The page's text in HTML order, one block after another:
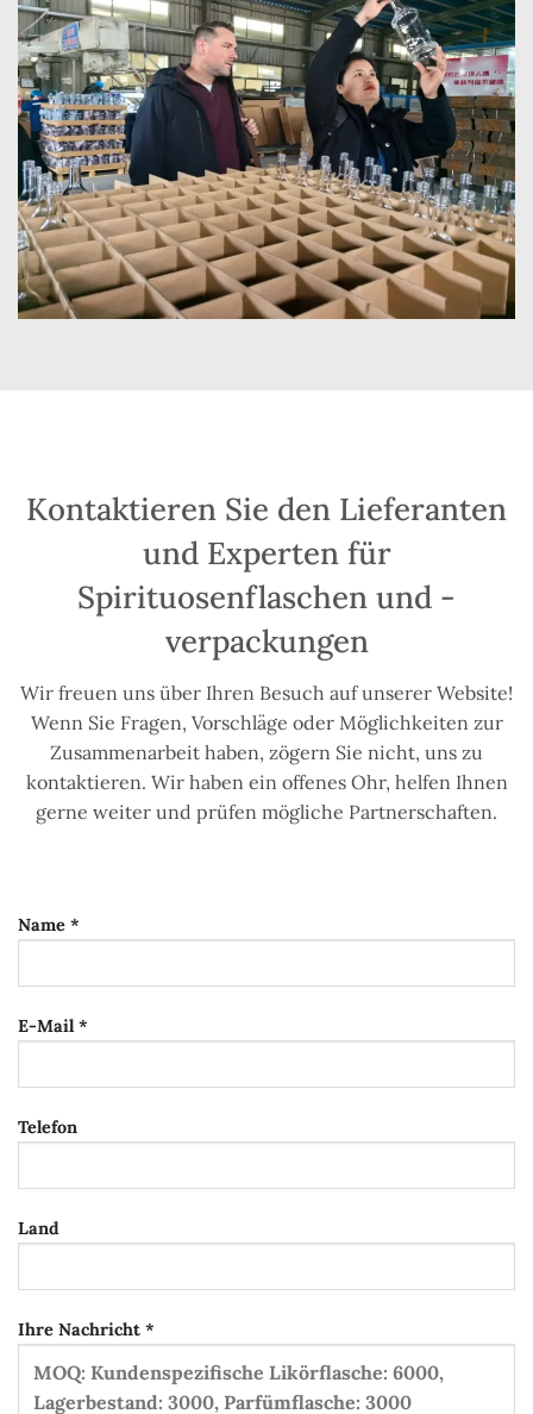
Kontaktieren Sie den Lieferanten
und Experten für
Spirituosenflaschen und -
verpackungen
Wir freuen uns über Ihren Besuch auf unserer Website!
Wenn Sie Fragen, Vorschläge oder Möglichkeiten zur
Zusammenarbeit haben, zögern Sie nicht, uns zu
kontaktieren. Wir haben ein offenes Ohr, helfen Ihnen
gerne weiter und prüfen mögliche Partnerschaften.
Name *
E-Mail *
Telefon
Land
Ihre Nachricht *